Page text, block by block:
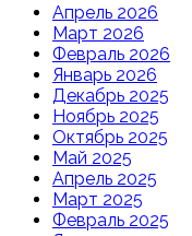
Апрель 2026
Март 2026
Февраль 2026
Январь 2026
Декабрь 2025
Ноябрь 2025
Октябрь 2025
Май 2025
Апрель 2025
Март 2025
Февраль 2025